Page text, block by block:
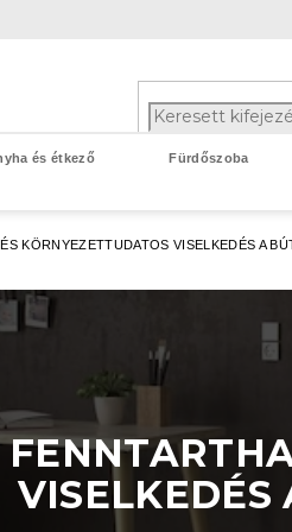
és étkező Fürdőszoba
KÖRNYEZETTUDATOS VISELKEDÉS A
VISELKEDÉS